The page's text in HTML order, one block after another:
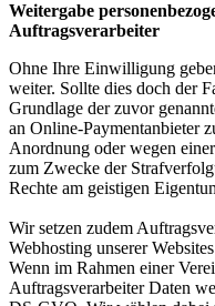
Weitergabe
Auftragsverarbeiter
Ohne Ihre Einwilligung
weiter. Sollte dies doch der
Grundlage der zuvor
an Online-Paymentanbieter
Anordnung oder wegen
zum Zwecke der
Rechte am geistigen
Wir setzen zudem
Webhosting unserer
Wenn im Rahmen einer
Auftragsverarbeiter Daten